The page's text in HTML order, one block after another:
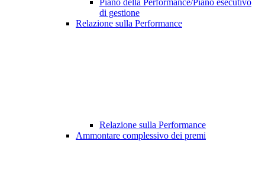
Piano della Performance/Piano esecutivo
di gestione
Relazione sulla Performance
Relazione sulla Performance
Ammontare complessivo dei premi